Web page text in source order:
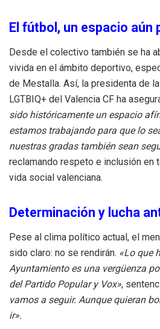
El fútbol, un espacio aún
Desde el colectivo también se ha
vivida en el ámbito deportivo,
de Mestalla. Así, la presidenta de
LGTBIQ+ del Valencia CF ha
sido históricamente un espacio
estamos trabajando para que lo
nuestras gradas también sean
reclamando respeto e inclusión en
vida social valenciana.
Determinación y lucha
Pese al clima político actual, el
sido claro: no se rendirán. «Lo que
Ayuntamiento es una vergüenza
del Partido Popular y Vox»,
vamos a seguir. Aunque quieran
ir».